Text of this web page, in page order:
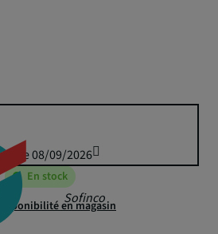
Sofinco
€ le 08/09/2026
En stock
en magasin